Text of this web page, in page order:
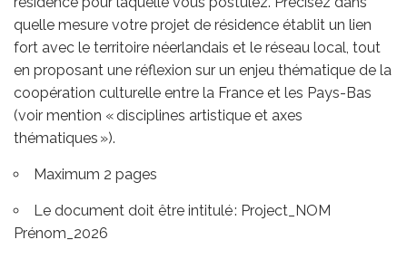
quelle mesure votre projet de résidence établit un lien
fort avec le territoire néerlandais et le réseau local, tout
en proposant une réflexion sur un enjeu thématique de la
coopération culturelle entre la France et les Pays-Bas
(voir mention « disciplines artistique et axes
thématiques »).
Maximum 2 pages
Le document doit être intitulé : Project_NOM
Prénom_2026